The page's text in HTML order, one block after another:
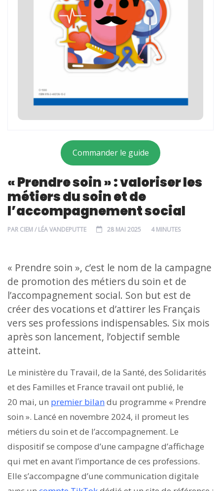
Commander le guide
« Prendre soin » : valoriser les
métiers du soin et de
l’accompagnement social
PAR CIEM / LÉA VANDEPUTTE 28 MAI 2025 4 MINUTES
« Prendre soin », c’est le nom de la campagne
de promotion des métiers du soin et de
l’accompagnement social. Son but est de
créer des vocations et d’attirer les Français
vers ses professions indispensables. Six mois
après son lancement, l’objectif semble
atteint.
Le ministère du Travail, de la Santé, des Solidarités
et des Familles et France travail ont publié, le
20 mai, un premier bilandu programme « Prendre
soin ». Lancé en novembre 2024, il promeut les
métiers du soin et de l’accompagnement. Le
dispositif se compose d’une campagne d’affichage
qui met en avant l’importance de ces professions.
Elle s’accompagne d’une communication digitale